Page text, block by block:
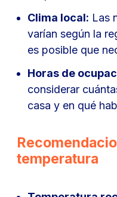
Clima local: Las
varían según la
es posible que
Horas de
considerar
casa y en qué
temperatura